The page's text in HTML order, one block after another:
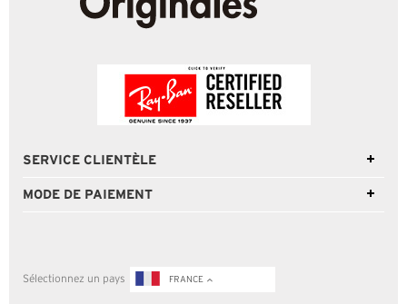
SERVICE CLIENTÈLE
MODE DE PAIEMENT
Sélectionnez un pays FRANCE